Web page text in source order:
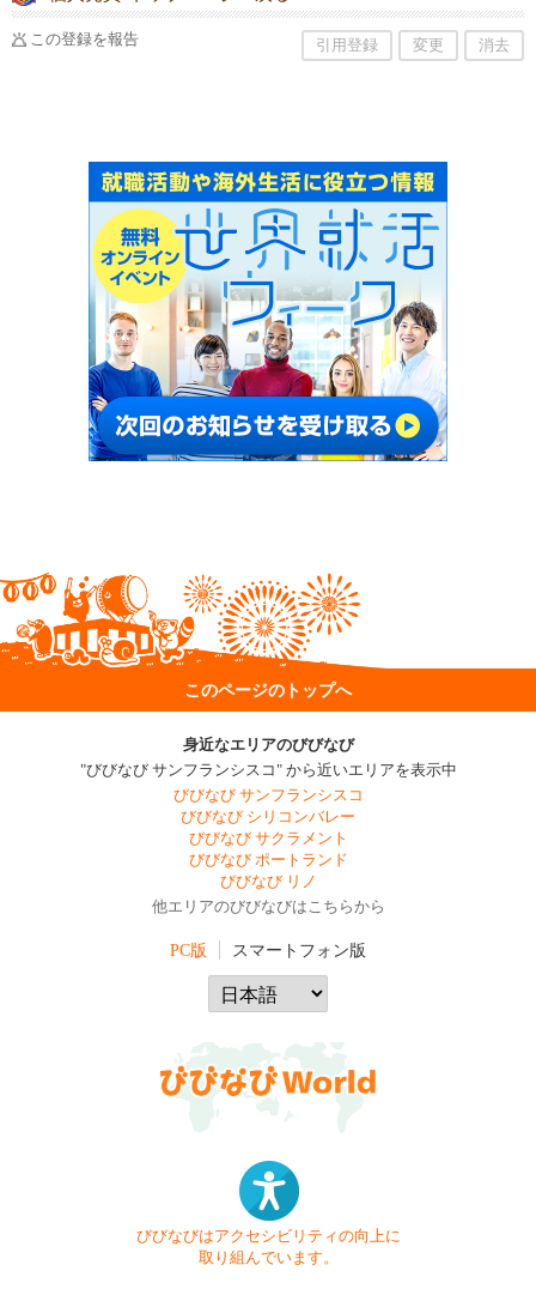
この登録を報告 引用登録 変更 消去
このページのトップへ
身近なエリアのびびなび
"びびなび サンフランシスコ" から近いエリアを表示中
びびなび サンフランシスコ
びびなび シリコンバレー
びびなび サクラメント
びびなび ポートランド
びびなび リノ
他エリアのびびなびはこちらから
PC版 スマートフォン版
びびなびはアクセシビリティの向上に
取り組んでいます。